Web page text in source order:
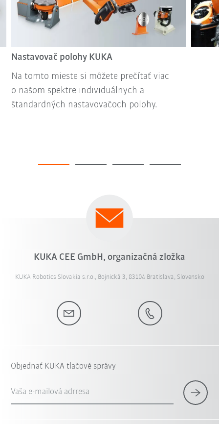
Nastavovač polohy KUKA
Na tomto mieste si môžete prečítať viac
o našom spektre individuálnych a
štandardných nastavovačoch polohy.
KUKA CEE GmbH, organizačná zložka
KUKA Robotics Slovakia s.r.o., Bojnická 3, 83104 Bratislava, Slovensko
Objednať KUKA tlačové správy
Vaša e-mailová adrresa